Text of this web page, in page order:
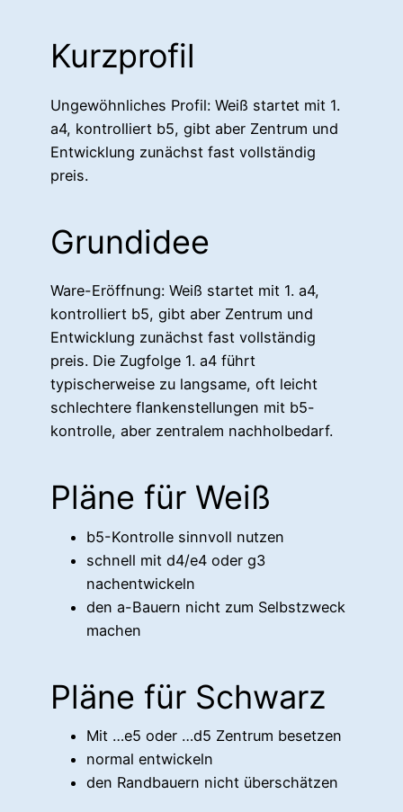
Kurzprofil
Ungewöhnliches Profil: Weiß startet mit 1.
a4, kontrolliert b5, gibt aber Zentrum und
Entwicklung zunächst fast vollständig
preis.
Grundidee
Ware-Eröffnung: Weiß startet mit 1. a4,
kontrolliert b5, gibt aber Zentrum und
Entwicklung zunächst fast vollständig
preis. Die Zugfolge 1. a4 führt
typischerweise zu langsame, oft leicht
schlechtere flankenstellungen mit b5-
kontrolle, aber zentralem nachholbedarf.
Pläne für Weiß
b5-Kontrolle sinnvoll nutzen
schnell mit d4/e4 oder g3
nachentwickeln
den a-Bauern nicht zum Selbstzweck
machen
Pläne für Schwarz
Mit …e5 oder …d5 Zentrum besetzen
normal entwickeln
den Randbauern nicht überschätzen